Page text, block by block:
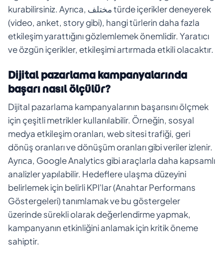
kurabilirsiniz. Ayrıca, مختلف türde içerikler deneyerek
(video, anket, story gibi), hangi türlerin daha fazla
etkileşim yarattığını gözlemlemek önemlidir. Yaratıcı
ve özgün içerikler, etkileşimi artırmada etkili olacaktır.
Dijital pazarlama kampanyalarında
başarı nasıl ölçülür?
Dijital pazarlama kampanyalarının başarısını ölçmek
için çeşitli metrikler kullanılabilir. Örneğin, sosyal
medya etkileşim oranları, web sitesi trafiği, geri
dönüş oranları ve dönüşüm oranları gibi veriler izlenir.
Ayrıca, Google Analytics gibi araçlarla daha kapsamlı
analizler yapılabilir. Hedeflere ulaşma düzeyini
belirlemek için belirli KPI'lar (Anahtar Performans
Göstergeleri) tanımlamak ve bu göstergeler
üzerinde sürekli olarak değerlendirme yapmak,
kampanyanın etkinliğini anlamak için kritik öneme
sahiptir.